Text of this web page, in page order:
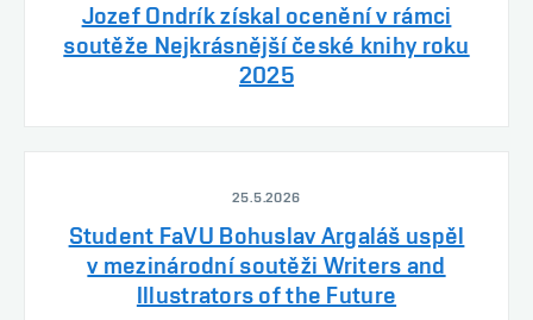
Jozef Ondrík získal ocenění v rámci
soutěže Nejkrásnější české knihy roku
2025
25.5.2026
Student FaVU Bohuslav Argaláš uspěl
v mezinárodní soutěži Writers and
Illustrators of the Future